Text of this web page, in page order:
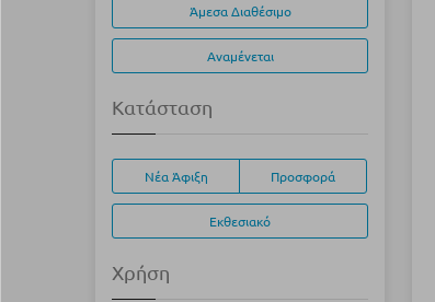
Άμεσα Διαθέσιμο
Αναμένεται
Κατάσταση
Νέα Άφιξη Προσφορά
Εκθεσιακό
Χρήση